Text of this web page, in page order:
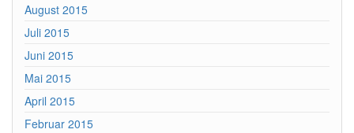
August 2015
Juli 2015
Juni 2015
Mai 2015
April 2015
Februar 2015